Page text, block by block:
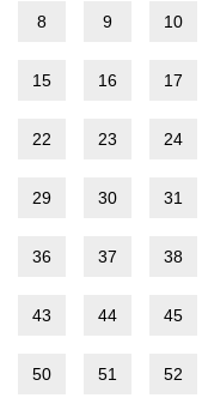
8 9 10
15 16 17
22 23 24
29 30 31
36 37 38
43 44 45
50 51 52